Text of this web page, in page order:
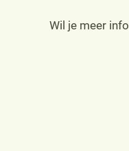
Wil je meer